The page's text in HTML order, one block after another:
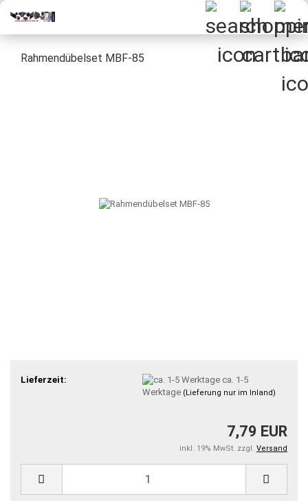
Rahmendübelset MBF-85
Lieferzeit:
ca. 1-5
Werktage (Lieferung nur im Inland)
7,79 EUR
inkl. 19% MwSt. zzgl. Versand